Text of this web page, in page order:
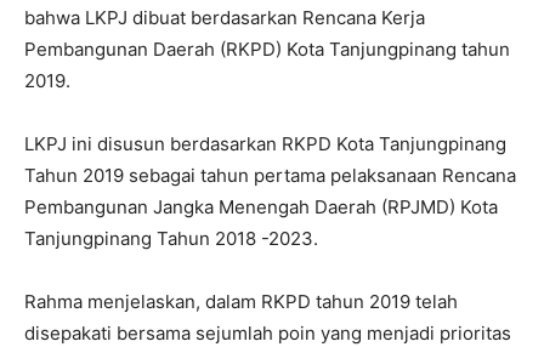
bahwa LKPJ dibuat berdasarkan Rencana Kerja
Pembangunan Daerah (RKPD) Kota Tanjungpinang tahun
2019.
LKPJ ini disusun berdasarkan RKPD Kota Tanjungpinang
Tahun 2019 sebagai tahun pertama pelaksanaan Rencana
Pembangunan Jangka Menengah Daerah (RPJMD) Kota
Tanjungpinang Tahun 2018 -2023.
Rahma menjelaskan, dalam RKPD tahun 2019 telah
disepakati bersama sejumlah poin yang menjadi prioritas